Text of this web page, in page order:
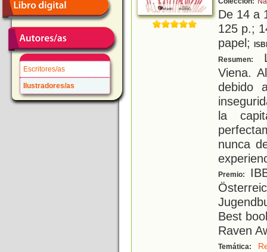
Escritores/as
Ilustradores/as
De 14 a
125 p.;
papel;
Resumen:
Viena.
debido
la
nunca
Premio:
Best
Raven
Temática: